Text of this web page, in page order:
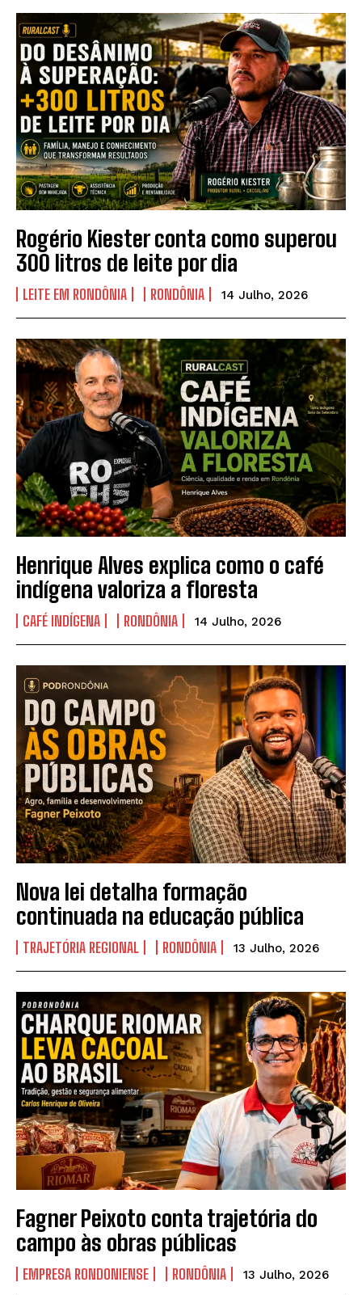
Rogério Kiester conta como superou
300 litros de leite por dia
LEITE EM RONDÔNIA RONDÔNIA 14 Julho, 2026
Henrique Alves explica como o café
indígena valoriza a floresta
CAFÉ INDÍGENA RONDÔNIA 14 Julho, 2026
Nova lei detalha formação
continuada na educação pública
TRAJETÓRIA REGIONAL RONDÔNIA 13 Julho, 2026
Fagner Peixoto conta trajetória do
campo às obras públicas
EMPRESA RONDONIENSE RONDÔNIA 13 Julho, 2026